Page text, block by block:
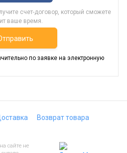
счет-договор, который сможете
ваше время.
по заявке на электронную
Возврат товара
сайте не